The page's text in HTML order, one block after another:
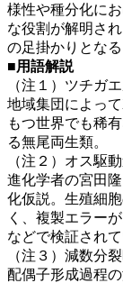
様性や種分化に
な役割が解明さ
の足掛かりとな
■用語解説
（注１）ツチガ
地域集団によっ
もつ世界でも稀
る無尾両生類。
（注２）オス駆
進化学者の宮田
化仮説。生殖細
く、複製エラー
などで検証されて
（注３）減数分
配偶子形成過程